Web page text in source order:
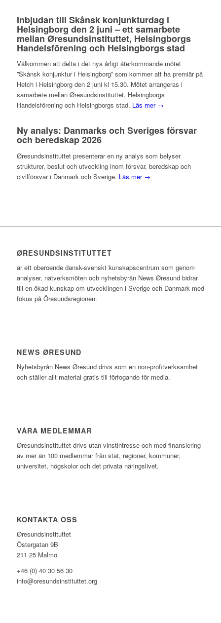
Inbjudan till Skånsk konjunkturdag i
Helsingborg den 2 juni – ett samarbete
mellan Øresundsinstituttet, Helsingborgs
Handelsförening och Helsingborgs stad
Välkommen att delta i det nya årligt återkommande mötet
”Skånsk konjunktur i Helsingborg” som kommer att ha premiär på
Hetch i Helsingborg den 2 juni kl 15.30. Mötet arrangeras i
samarbete mellan Øresundsinstituttet, Helsingborgs
Handelsförening och Helsingborgs stad. Läs mer →
Ny analys: Danmarks och Sveriges försvar
och beredskap 2026
Øresundsinstituttet presenterar en ny analys som belyser
strukturer, beslut och utveckling inom försvar, beredskap och
civilförsvar i Danmark och Sverige. Läs mer →
ØRESUNDSINSTITUTTET
är ett oberoende dansk-svenskt kunskapscentrum som genom
analyser, nätverksmöten och nyhetsbyrån News Øresund bidrar
till en ökad kunskap om utvecklingen i Sverige och Danmark med
fokus på Öresundsregionen.
NEWS ØRESUND
Nyhetsbyrån News Øresund drivs som en non-profitverksamhet
och ställer allt material gratis till förfogande för media.
VÅRA MEDLEMMAR
Øresundsinstituttet drivs utan vinst­intresse och med finansiering
av mer än 100 medlemmar från stat, regioner, kommuner,
universitet, högskolor och det privata näringslivet.
KONTAKTA OSS
Øresundsinstituttet
Östergatan 9B
211 25 Malmö
+46 (0) 40 30 56 30
info@oresundsinstituttet.org